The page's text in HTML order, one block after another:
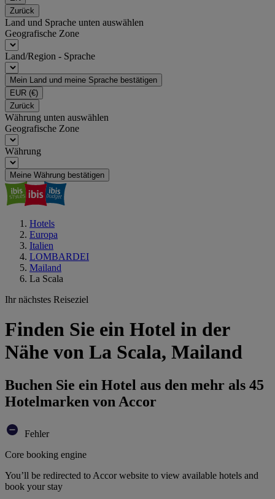
Zurück
Land und Sprache unten auswählen
Geografische Zone
Land/Region - Sprache
Mein Land und meine Sprache bestätigen
EUR (€)
Zurück
Währung unten auswählen
Geografische Zone
Währung
Meine Währung bestätigen
Hotels
Europa
Italien
LOMBARDEI
Mailand
La Scala
Ihr nächstes Reiseziel
Finden Sie ein Hotel in der
Nähe von La Scala, Mailand
Buchen Sie ein Hotel aus den mehr als 45
Hotelmarken von Accor
Fehler
Core booking engine
You’ll be redirected to Accor website to view available hotels and
book your stay